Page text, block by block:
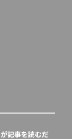
記事を読むだ